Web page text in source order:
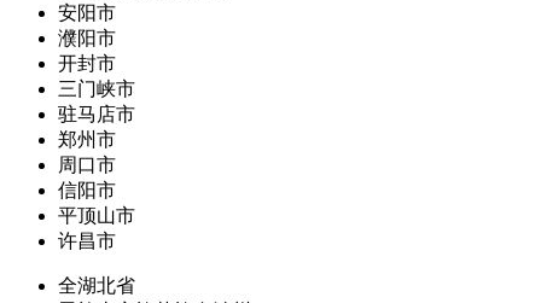
安阳市
濮阳市
开封市
三门峡市
驻马店市
郑州市
周口市
信阳市
平顶山市
许昌市
全湖北省